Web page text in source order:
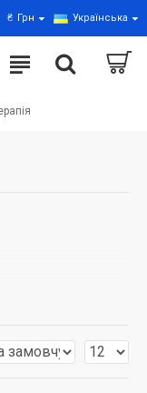
₴ Грн Українська